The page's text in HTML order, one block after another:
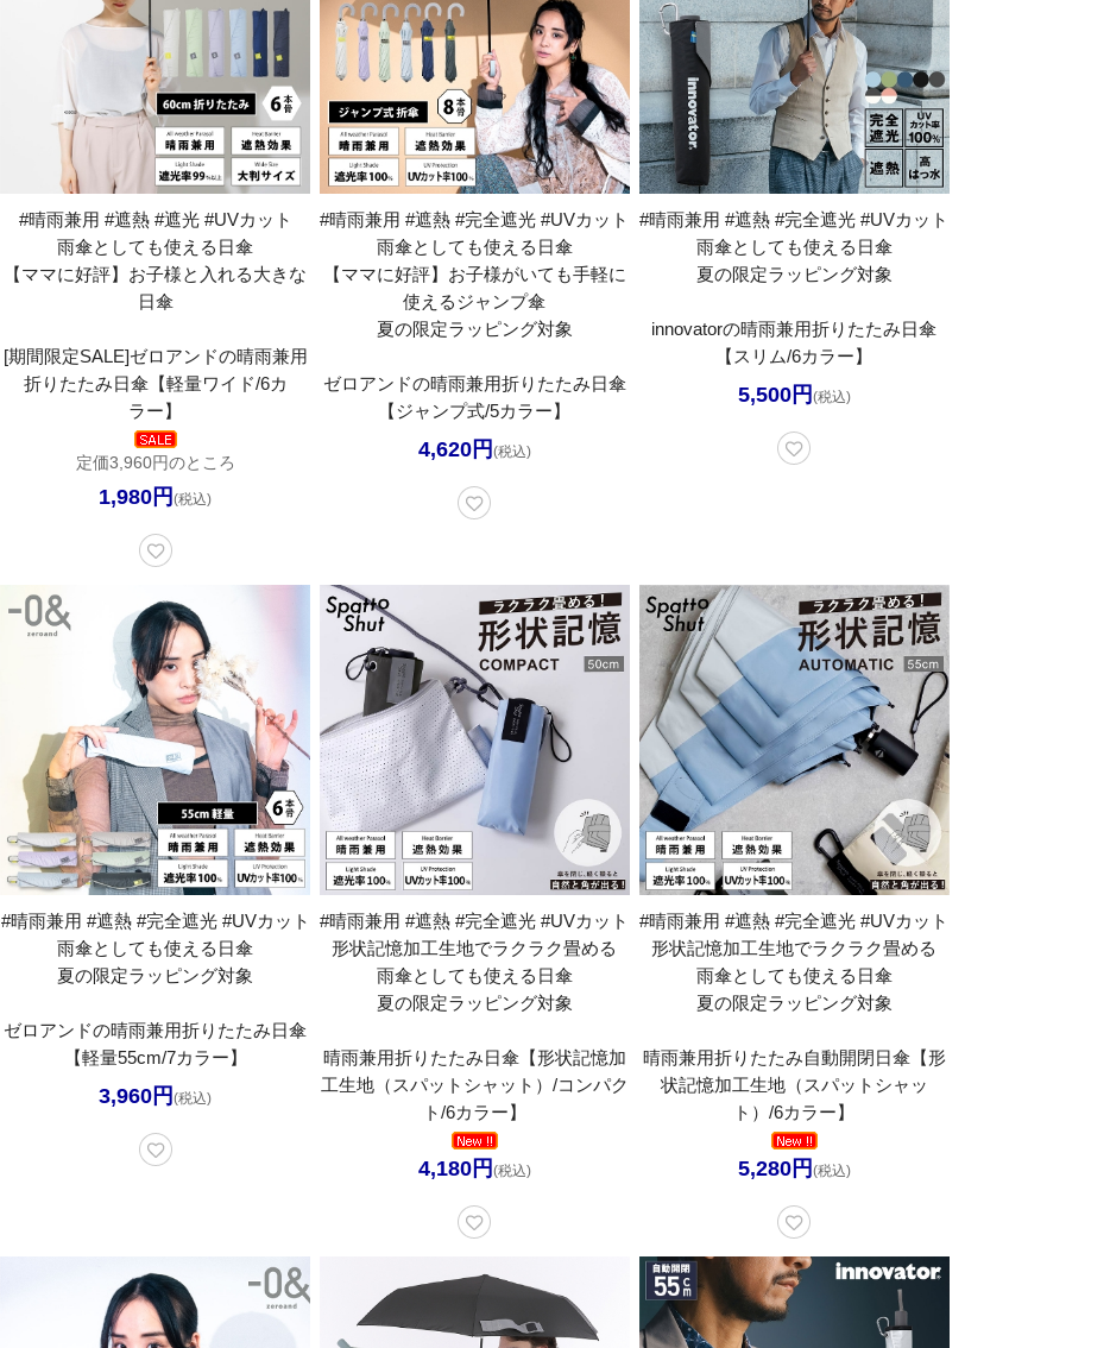
#晴雨兼用 #遮熱 #遮光 #UVカット
雨傘としても使える日傘
【ママに好評】お子様と入れる大きな
日傘
[期間限定SALE]ゼロアンドの晴雨兼用
折りたたみ日傘【軽量ワイド/6カ
ラー】
定価3,960円のところ
1,980円 (税込)
#晴雨兼用 #遮熱 #完全遮光 #UVカット
雨傘としても使える日傘
【ママに好評】お子様がいても手軽に
使えるジャンプ傘
夏の限定ラッピング対象
ゼロアンドの晴雨兼用折りたたみ日傘
【ジャンプ式/5カラー】
4,620円 (税込)
#晴雨兼用 #遮熱 #完全遮光 #UVカット
雨傘としても使える日傘
夏の限定ラッピング対象
innovatorの晴雨兼用折りたたみ日傘
【スリム/6カラー】
5,500円 (税込)
#晴雨兼用 #遮熱 #完全遮光 #UVカット
雨傘としても使える日傘
夏の限定ラッピング対象
ゼロアンドの晴雨兼用折りたたみ日傘
【軽量55cm/7カラー】
3,960円 (税込)
#晴雨兼用 #遮熱 #完全遮光 #UVカット
形状記憶加工生地でラクラク畳める
雨傘としても使える日傘
夏の限定ラッピング対象
晴雨兼用折りたたみ日傘【形状記憶加
工生地（スパットシャット）/コンパク
ト/6カラー】
4,180円 (税込)
#晴雨兼用 #遮熱 #完全遮光 #UVカット
形状記憶加工生地でラクラク畳める
雨傘としても使える日傘
夏の限定ラッピング対象
晴雨兼用折りたたみ自動開閉日傘【形
状記憶加工生地（スパットシャッ
ト）/6カラー】
5,280円 (税込)